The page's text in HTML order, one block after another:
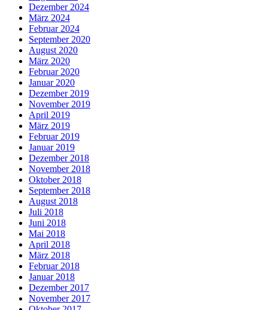
Dezember 2024
März 2024
Februar 2024
September 2020
August 2020
März 2020
Februar 2020
Januar 2020
Dezember 2019
November 2019
April 2019
März 2019
Februar 2019
Januar 2019
Dezember 2018
November 2018
Oktober 2018
September 2018
August 2018
Juli 2018
Juni 2018
Mai 2018
April 2018
März 2018
Februar 2018
Januar 2018
Dezember 2017
November 2017